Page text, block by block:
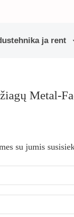
ja rent
Metal-
su jumis